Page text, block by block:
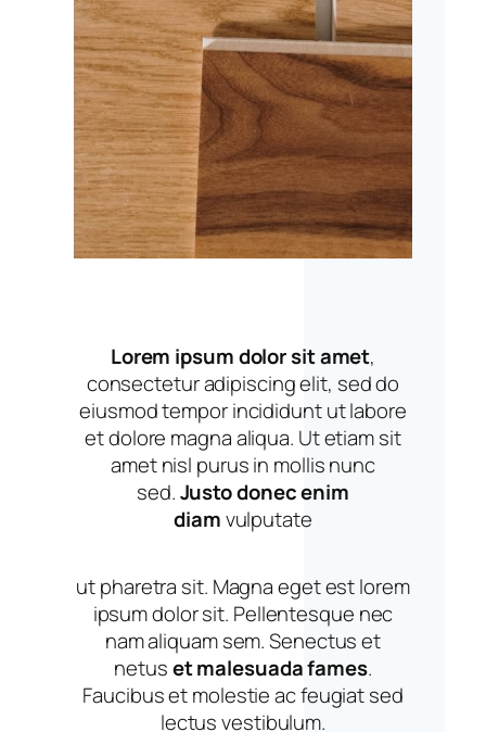
Lorem ipsum dolor sit amet,
consectetur adipiscing elit, sed do
eiusmod tempor incididunt ut labore
et dolore magna aliqua. Ut etiam sit
amet nisl purus in mollis nunc
sed.Justo donec enim
diamvulputate
ut pharetra sit. Magna eget est lorem
ipsum dolor sit. Pellentesque nec
nam aliquam sem. Senectus et
netuset malesuada fames.
Faucibus et molestie ac feugiat sed
lectus vestibulum.